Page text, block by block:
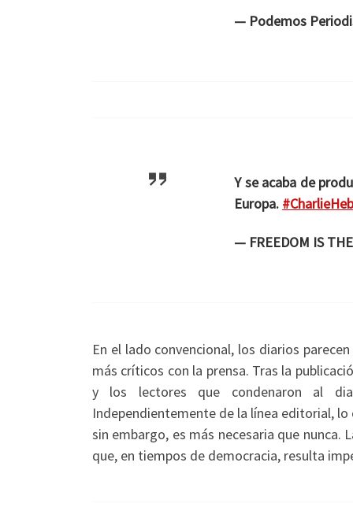
— Podemos
Y se acaba de
Europa.
— FREEDOM IS
En el lado convencional, los diarios
más críticos con la prensa. Tras la
y los lectores que condenaron al
Independientemente de la línea editorial,
sin embargo, es más necesaria que
que, en tiempos de democracia, resulta